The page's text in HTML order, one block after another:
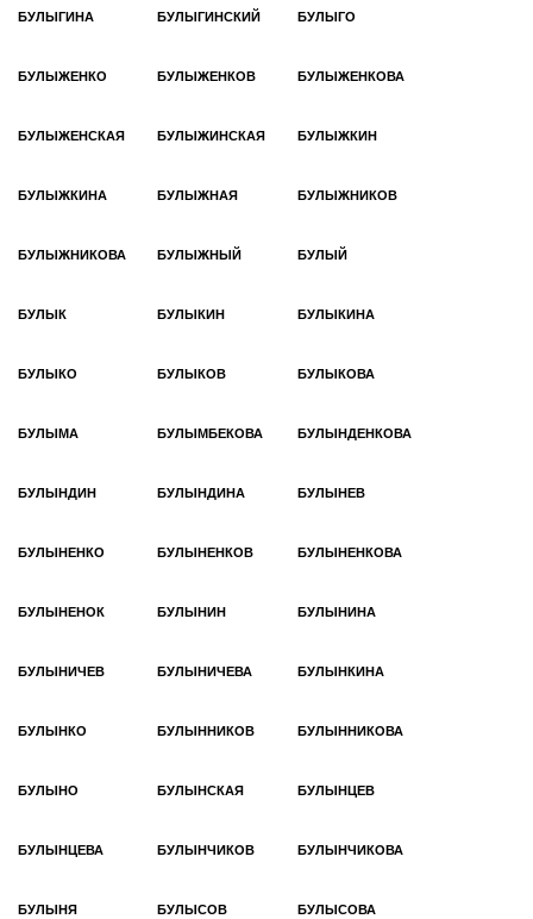
БУЛЫГИНА БУЛЫГИНСКИЙ БУЛЫГО
БУЛЫЖЕНКО БУЛЫЖЕНКОВ БУЛЫЖЕНКОВА
БУЛЫЖЕНСКАЯ БУЛЫЖИНСКАЯ БУЛЫЖКИН
БУЛЫЖКИНА БУЛЫЖНАЯ БУЛЫЖНИКОВ
БУЛЫЖНИКОВА БУЛЫЖНЫЙ БУЛЫЙ
БУЛЫК БУЛЫКИН БУЛЫКИНА
БУЛЫКО БУЛЫКОВ БУЛЫКОВА
БУЛЫМА БУЛЫМБЕКОВА БУЛЫНДЕНКОВА
БУЛЫНДИН БУЛЫНДИНА БУЛЫНЕВ
БУЛЫНЕНКО БУЛЫНЕНКОВ БУЛЫНЕНКОВА
БУЛЫНЕНОК БУЛЫНИН БУЛЫНИНА
БУЛЫНИЧЕВ БУЛЫНИЧЕВА БУЛЫНКИНА
БУЛЫНКО БУЛЫННИКОВ БУЛЫННИКОВА
БУЛЫНО БУЛЫНСКАЯ БУЛЫНЦЕВ
БУЛЫНЦЕВА БУЛЫНЧИКОВ БУЛЫНЧИКОВА
БУЛЫНЯ БУЛЫСОВ БУЛЫСОВА